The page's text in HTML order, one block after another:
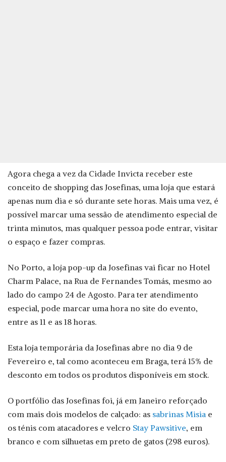
Agora chega a vez da Cidade Invicta receber este
conceito de shopping das Josefinas, uma loja que estará
apenas num dia e só durante sete horas. Mais uma vez, é
possível marcar uma sessão de atendimento especial de
trinta minutos, mas qualquer pessoa pode entrar, visitar
o espaço e fazer compras.
No Porto, a loja pop-up da Josefinas vai ficar no Hotel
Charm Palace, na Rua de Fernandes Tomás, mesmo ao
lado do campo 24 de Agosto. Para ter atendimento
especial, pode marcar uma hora no site do evento,
entre as 11 e as 18 horas.
Esta loja temporária da Josefinas abre no dia 9 de
Fevereiro e, tal como aconteceu em Braga, terá 15% de
desconto em todos os produtos disponíveis em stock.
O portfólio das Josefinas foi, já em Janeiro reforçado
com mais dois modelos de calçado: as sabrinas Misia e
os ténis com atacadores e velcro Stay Pawsitive, em
branco e com silhuetas em preto de gatos (298 euros).